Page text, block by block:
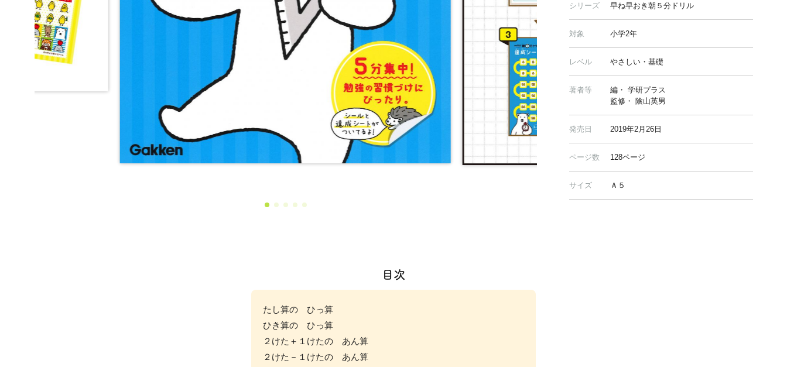
シリーズ 早ね早おき朝５分ドリル
対象 小学2年
レベル やさしい・基礎
著者等
編・ 学研プラス
監修・ 陰山英男
発売日 2019年2月26日
ページ数 128ページ
サイズ Ａ５
目次
たし算の ひっ算
ひき算の ひっ算
２けた＋１けたの あん算
２けた－１けたの あん算